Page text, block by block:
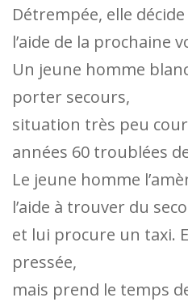
Détrempée, elle
l’aide de la prochaine
Un jeune homme
porter secours,
situation très peu
années 60 troublées
Le jeune homme
l’aide à trouver du
et lui procure un taxi.
pressée,
mais prend le temps